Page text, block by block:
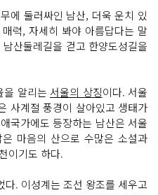
R
L
복
사
유
하
기
크
게
변
경
작
게
변
경
에 둘러싸인 남산, 더욱 운치 있
력, 자세히 봐야 아름답다는 말
산둘레길을 걷고 한양도성길을
을 알리는 서울의 상징이다. 서울
사계절 풍경이 살아있고 생태가
국가에도 등장하는 남산은 서울
마음의 산으로 수많은 소설과
이기도 하다.
다. 이성계는 조선 왕조를 세우고